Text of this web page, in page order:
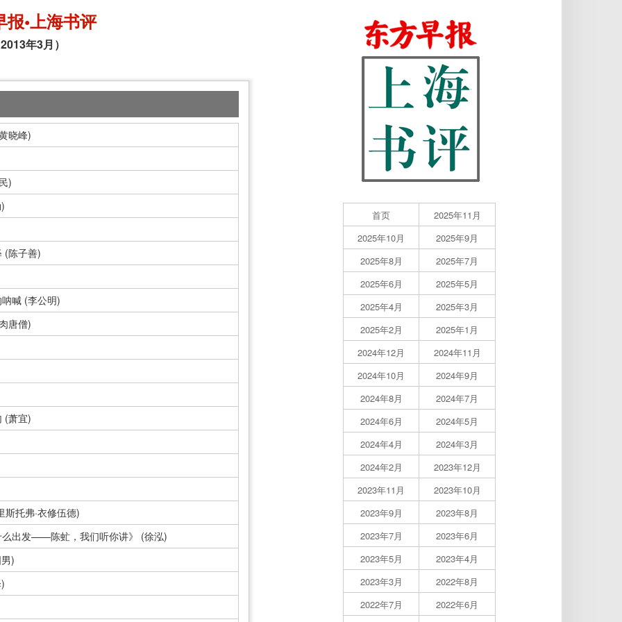
报•上海书评
年3月）
晓峰)
)
(陈子善)
喊 (李公明)
唐僧)
(萧宜)
托弗·衣修伍德)
么出发——陈虻，我们听你讲》 (徐泓)
)
首页
2025年11月
2025年10月
2025年9月
2025年8月
2025年7月
2025年6月
2025年5月
2025年4月
2025年3月
2025年2月
2025年1月
2024年12月
2024年11月
2024年10月
2024年9月
2024年8月
2024年7月
2024年6月
2024年5月
2024年4月
2024年3月
2024年2月
2023年12月
2023年11月
2023年10月
2023年9月
2023年8月
2023年7月
2023年6月
2023年5月
2023年4月
2023年3月
2022年8月
2022年7月
2022年6月